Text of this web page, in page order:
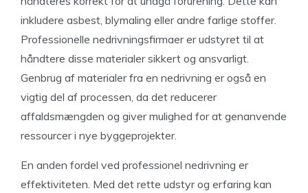
inkludere asbest, blymaling eller andre farlige stoffer.
Professionelle nedrivningsfirmaer er udstyret til at
håndtere disse materialer sikkert og ansvarligt.
Genbrug af materialer fra en nedrivning er også en
vigtig del af processen, da det reducerer
affaldsmængden og giver mulighed for at genanvende
ressourcer i nye byggeprojekter.
En anden fordel ved professionel nedrivning er
effektiviteten. Med det rette udstyr og erfaring kan